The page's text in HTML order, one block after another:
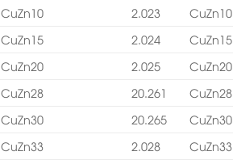
CuZn10 2.023
CuZn10
CuZn15 2.024
CuZn15
CuZn20 2.025
CuZn20
CuZn28 20.261
CuZn28
CuZn30 20.265
CuZn30
CuZn33 2.028
CuZn33